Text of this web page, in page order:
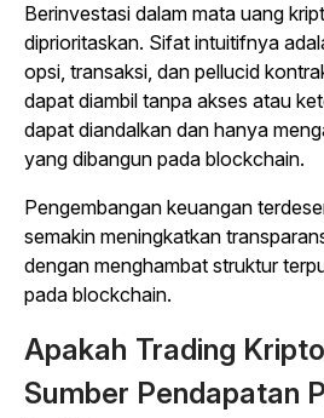
Berinvestasi dalam mata uang
diprioritaskan. Sifat intuitifnya
opsi, transaksi, dan pellucid
dapat diambil tanpa akses atau
dapat diandalkan dan hanya
yang dibangun pada blockchain.
Pengembangan keuangan
semakin meningkatkan
dengan menghambat struktur
pada blockchain.
Apakah Trading
Sumber Pendapatan